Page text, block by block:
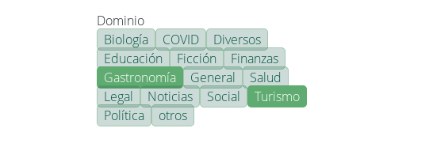
Dominio
Biología
COVID
Diversos
Educación
Ficción
Finanzas
Gastronomía
General
Salud
Legal
Noticias Social
Turismo
Política
otros